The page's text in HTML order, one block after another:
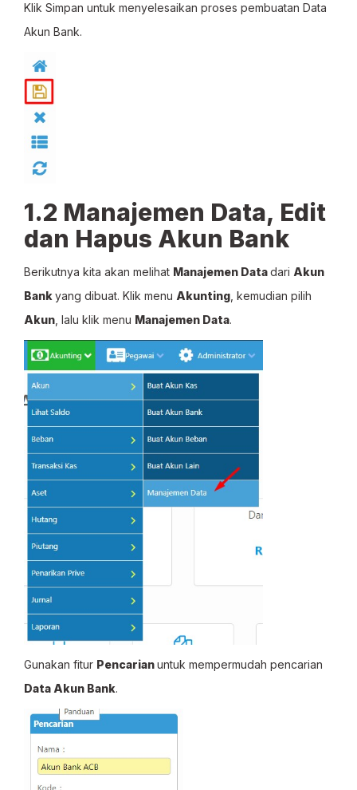
Klik Simpan untuk menyelesaikan proses pembuatan Data
Akun Bank.
1.2 Manajemen Data, Edit
dan Hapus Akun Bank
Berikutnya kita akan melihat Manajemen Datadari Akun
Bankyang dibuat. Klik menu Akunting , kemudian pilih
Akun , lalu klik menu Manajemen Data.
Gunakan fitur Pencarianuntuk mempermudah pencarian
Data Akun Bank.